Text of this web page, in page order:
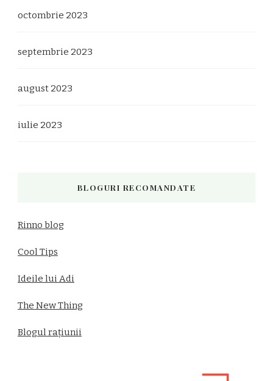
octombrie 2023
septembrie 2023
august 2023
iulie 2023
BLOGURI RECOMANDATE
Rinno blog
Cool Tips
Ideile lui Adi
The New Thing
Blogul rațiunii